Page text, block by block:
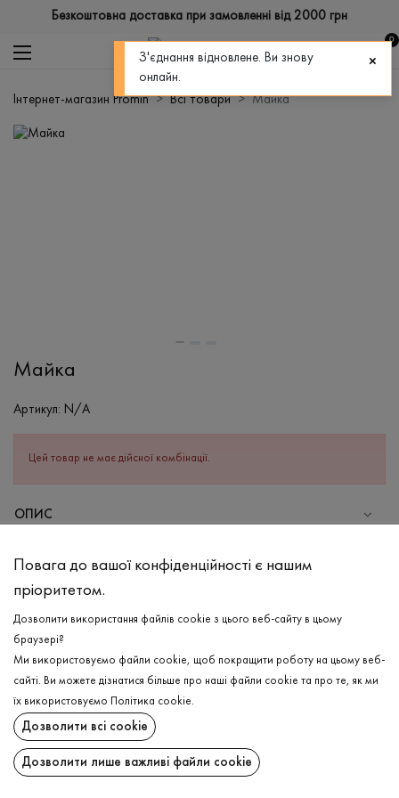
Безкоштовна доставка при замовленні від 2000 грн
0
Інтернет-магазин Promin Всі товари Майка
Майка
Артикул: N/A
Цей товар не має дійсної комбінації.
ОПИС
Бавовна - 100%
Прання в теплій воді (до 40°С)
Відбілювання заборонено
Прасувати при високій температурі
Можна віджимати і сушити в пральній машині
Хімчистка дозволена
ДОСТАВКА
ПОВЕРНЕННЯ
Повага до вашої конфіденційності є нашим
пріоритетом.
Дозволити використання файлів cookie з цього веб-сайту в цьому
браузері?
Ми використовуємо файли cookie, щоб покращити роботу на цьому веб-
сайті. Ви можете дізнатися більше про наші файли cookie та про те, як ми
їх використовуємо
Політика cookie.
Дозволити всі cookie
Дозволити лише важливі файли cookie
З'єднання відновлене. Ви знову
онлайн.